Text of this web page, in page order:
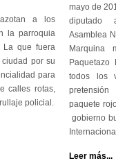
a los
la parroquia
La que fuera
por su
para
calles rotas,
policial.
mayo de
Asamblea
Marquina
todos los
paquete
gobierno
Leer más...